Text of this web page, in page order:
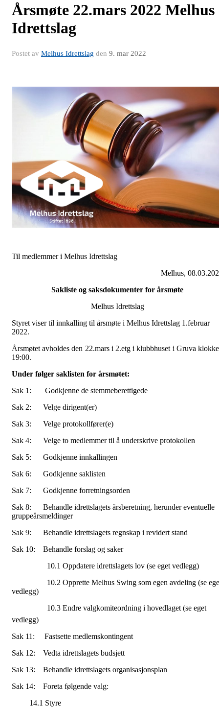
Årsmøte 22.mars 2022 Melhus
Idrettslag
Postet av Melhus Idrettslag den 9. mar 2022
Til medlemmer i Melhus Idrettslag
Melhus,
Sakliste og saksdokumenter for årsmøte
Melhus Idrettslag
Styret viser til innkalling til årsmøte i Melhus Idrettslag 1.februar
2022.
Årsmøtet avholdes den 22.mars i 2.etg i klubbhuset i Gruva
19:00.
Under følger saklisten for årsmøtet:
Sak 1: Godkjenne de stemmeberettigede
Sak 2: Velge dirigent(er)
Sak 3: Velge protokollfører(e)
Sak 4: Velge to medlemmer til å underskrive protokollen
Sak 5: Godkjenne innkallingen
Sak 6: Godkjenne saklisten
Sak 7: Godkjenne forretningsorden
Sak 8: Behandle idrettslagets årsberetning, herunder eventuelle
gruppeårsmeldinger
Sak 9: Behandle idrettslagets regnskap i revidert stand
Sak 10: Behandle forslag og saker
10.1 Oppdatere idrettslagets lov (se eget vedlegg)
10.2 Opprette Melhus Swing som egen avdeling (se
vedlegg)
10.3 Endre valgkomiteordning i hovedlaget (se eget
vedlegg)
Sak 11: Fastsette medlemskontingent
Sak 12: Vedta idrettslagets budsjett
Sak 13: Behandle idrettslagets organisasjonsplan
Sak 14: Foreta følgende valg:
14.1 Styre